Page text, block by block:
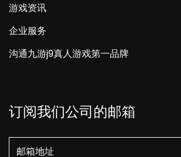
游戏资讯
企业服务
沟通九游j9真人游戏第一品牌
订阅我们公司的邮箱